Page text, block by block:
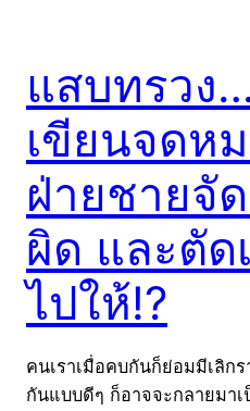
แสบทรวง
เขียนจดห
ฝ่ายชายจั
ผิด และตัด
ไปให้!?
คนเราเมื่อคบกันก็ย่อมมีเลิก
กันแบบดีๆ ก็อาจจะกลายมา